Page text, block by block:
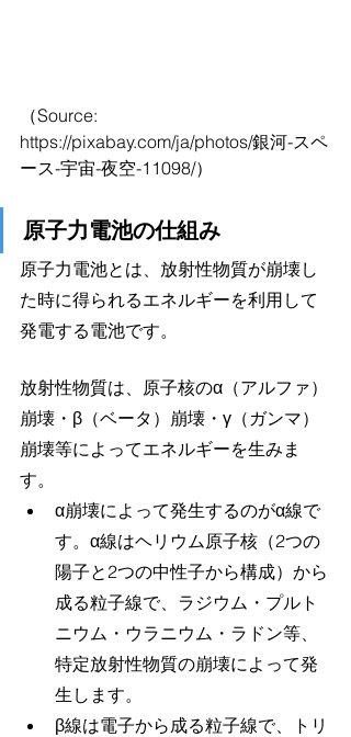
（Source:
https://pixabay.com/ja/photos/銀河-スペ
ース-宇宙-夜空-11098/）
原子力電池の仕組み
原子力電池とは、放射性物質が崩壊し
た時に得られるエネルギーを利用して
発電する電池です。
放射性物質は、原子核のα（アルファ）
崩壊・β（ベータ）崩壊・γ（ガンマ）
崩壊等によってエネルギーを生みま
す。
α崩壊によって発生するのがα線で
す。α線はヘリウム原子核（2つの
陽子と2つの中性子から構成）から
成る粒子線で、ラジウム・プルト
ニウム・ウラニウム・ラドン等、
特定放射性物質の崩壊によって発
生します。
β線は電子から成る粒子線で、トリ